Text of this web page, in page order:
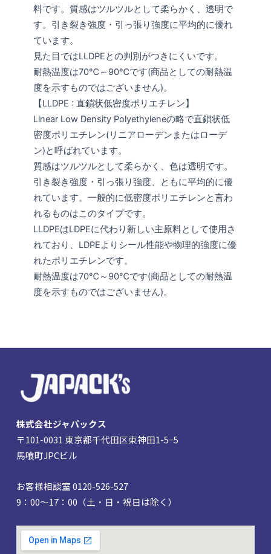
料です。質感はツルツルとして柔らかく、透明で
す。引き裂き強度・引っ張り強度に平均的に優れ
ています。
見た目ではLLDPEとの判別がつきにくいです。
耐熱温度は70℃～90℃です(商品としての耐熱温
度を示すものではございません)。
【LLDPE : 直鎖状低密度ポリエチレン】
Linear Low Density Polyethyleneの略で直鎖状低
密度ポリエチレン(リニアローデンまたはローデ
ン)と呼ばれています。
質感はツルツルとして柔らかく、色は透明です。
引き裂き強度・引っ張り強度、ともに平均的に優
れています。一般的に低密度ポリエチレンと言わ
れるものはこのタイプです。
LLDPEはLDPEに代わり新しい主原料として使用さ
れており、LDPEよりシール性能や物理的強度に優
れたポリエチレンです。
耐熱温度は70℃～90℃です(商品としての耐熱温
度を示すものではございません)。
株式会社ジャパックス
〒101-0031 東京都千代田区東神田1-5−5
馬喰町JPCビル
お客様相談室 0120-526-527
9：00～17：00（土・日・祝日は除く）